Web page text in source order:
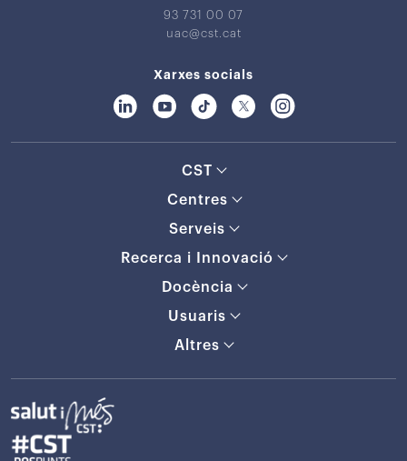
93 731 00 07
uac@cst.cat
Xarxes socials
CST
Centres
Serveis
Recerca i Innovació
Docència
Usuaris
Altres